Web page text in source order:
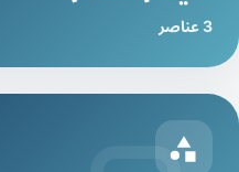
3 عناصر